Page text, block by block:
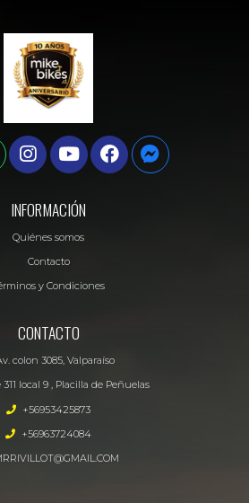
INFORMACIÓN
Quiénes somos
Contacto
y Condiciones
CONTACTO
colon 3085, Valparaíso
311 local 9 , Placilla de Peñuelas
+56953425873
+56963724084